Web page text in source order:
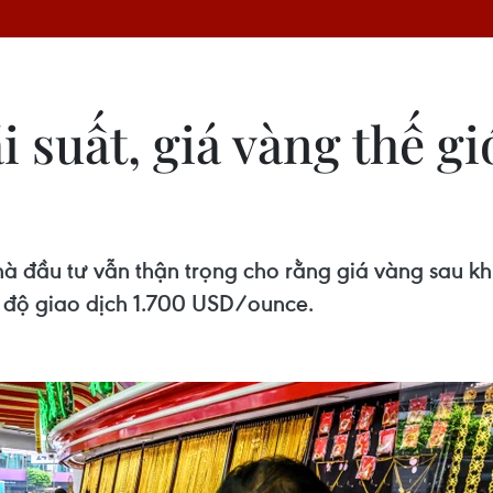
suất, giá vàng thế
đầu tư vẫn thận trọng cho rằng giá vàng sau
giao dịch 1.700 USD/ounce.